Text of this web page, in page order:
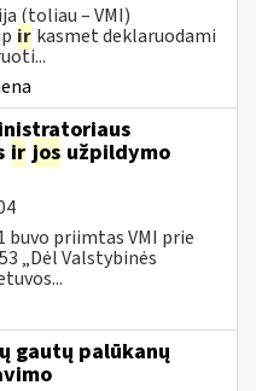
(toliau – VMI)
ir kasmet deklaruodami
ir jos užpildymo
buvo priimtas VMI prie
„Dėl Valstybinės
gautų palūkanų